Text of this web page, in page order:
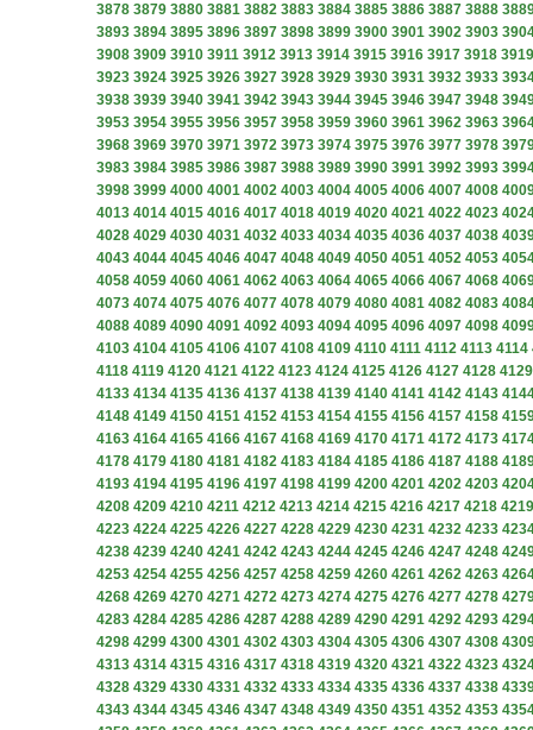
3878 3879 3880 3881 3882 3883 3884 3885 3886 3887 3888
3893 3894 3895 3896 3897 3898 3899 3900 3901 3902 3903
3908 3909 3910 3911 3912 3913 3914 3915 3916 3917 3918 3919
3923 3924 3925 3926 3927 3928 3929 3930 3931 3932 3933
3938 3939 3940 3941 3942 3943 3944 3945 3946 3947 3948
3953 3954 3955 3956 3957 3958 3959 3960 3961 3962 3963
3968 3969 3970 3971 3972 3973 3974 3975 3976 3977 3978
3983 3984 3985 3986 3987 3988 3989 3990 3991 3992 3993
3998 3999 4000 4001 4002 4003 4004 4005 4006 4007 4008
4013 4014 4015 4016 4017 4018 4019 4020 4021 4022 4023
4028 4029 4030 4031 4032 4033 4034 4035 4036 4037 4038
4043 4044 4045 4046 4047 4048 4049 4050 4051 4052 4053
4058 4059 4060 4061 4062 4063 4064 4065 4066 4067 4068
4073 4074 4075 4076 4077 4078 4079 4080 4081 4082 4083
4088 4089 4090 4091 4092 4093 4094 4095 4096 4097 4098
4103 4104 4105 4106 4107 4108 4109 4110 4111 4112 4113 4114
4118 4119 4120 4121 4122 4123 4124 4125 4126 4127 4128 4129
4133 4134 4135 4136 4137 4138 4139 4140 4141 4142 4143
4148 4149 4150 4151 4152 4153 4154 4155 4156 4157 4158
4163 4164 4165 4166 4167 4168 4169 4170 4171 4172 4173
4178 4179 4180 4181 4182 4183 4184 4185 4186 4187 4188
4193 4194 4195 4196 4197 4198 4199 4200 4201 4202 4203
4208 4209 4210 4211 4212 4213 4214 4215 4216 4217 4218 4219
4223 4224 4225 4226 4227 4228 4229 4230 4231 4232 4233
4238 4239 4240 4241 4242 4243 4244 4245 4246 4247 4248
4253 4254 4255 4256 4257 4258 4259 4260 4261 4262 4263
4268 4269 4270 4271 4272 4273 4274 4275 4276 4277 4278
4283 4284 4285 4286 4287 4288 4289 4290 4291 4292 4293
4298 4299 4300 4301 4302 4303 4304 4305 4306 4307 4308
4313 4314 4315 4316 4317 4318 4319 4320 4321 4322 4323
4328 4329 4330 4331 4332 4333 4334 4335 4336 4337 4338
4343 4344 4345 4346 4347 4348 4349 4350 4351 4352 4353